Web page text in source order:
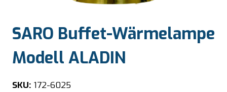
SARO Buffet-Wärmelampe
Modell ALADIN
SKU: 172-6025